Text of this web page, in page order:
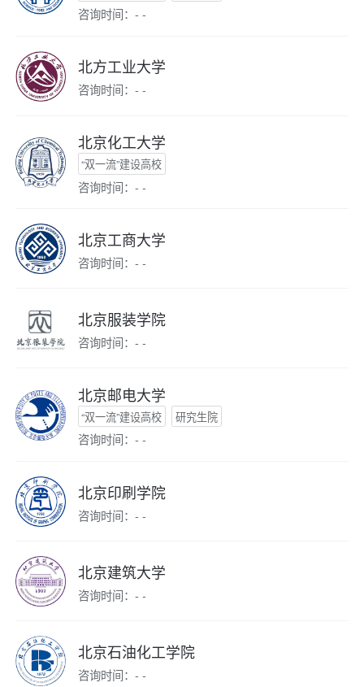
咨询时间：- -
北方工业大学
咨询时间：- -
北京化工大学
“双一流”建设高校
咨询时间：- -
北京工商大学
咨询时间：- -
北京服装学院
咨询时间：- -
北京邮电大学
“双一流”建设高校 研究生院
咨询时间：- -
北京印刷学院
咨询时间：- -
北京建筑大学
咨询时间：- -
北京石油化工学院
咨询时间：- -